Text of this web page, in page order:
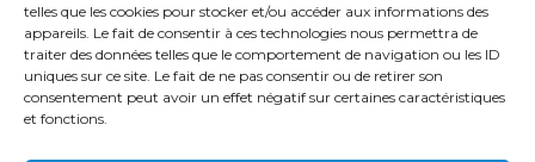
telles que les cookies pour stocker et/ou accéder aux informations des
appareils. Le fait de consentir à ces technologies nous permettra de
traiter des données telles que le comportement de navigation ou les ID
uniques sur ce site. Le fait de ne pas consentir ou de retirer son
consentement peut avoir un effet négatif sur certaines caractéristiques
et fonctions.
EXPERTS
PUBLICATIONS
PODCASTS